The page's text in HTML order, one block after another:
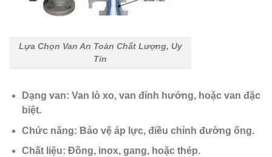
Lựa Chọn Van An Toàn Chất Lượng, Uy
Tín
Dạng van: Van lò xo, van đỉnh hướng, hoặc van đặc
biệt.
Chức năng: Bảo vệ áp lực, điều chỉnh đường ống.
Chất liệu: Đồng, inox, gang, hoặc thép.